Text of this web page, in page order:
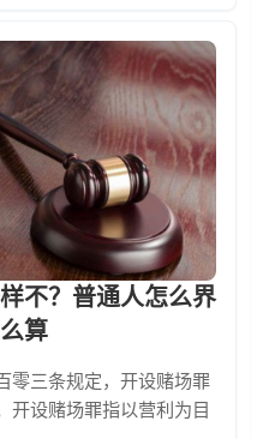
被司法机关立案，但犯罪
追诉时效限制（《刑法》
骗罪如此...
不？普通人怎么界
算
零三条规定，开设赌场罪
开设赌场罪指以营利为目